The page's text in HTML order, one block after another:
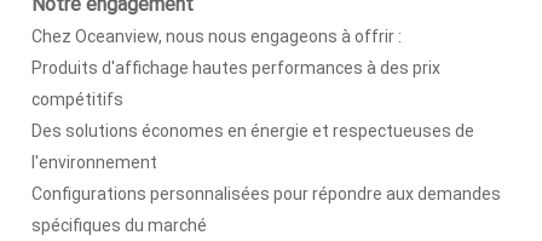
Chez Oceanview, nous nous engageons à offrir :
Produits d'affichage hautes performances à des prix
compétitifs
Des solutions économes en énergie et respectueuses de
l'environnement
Configurations personnalisées pour répondre aux demandes
spécifiques du marché